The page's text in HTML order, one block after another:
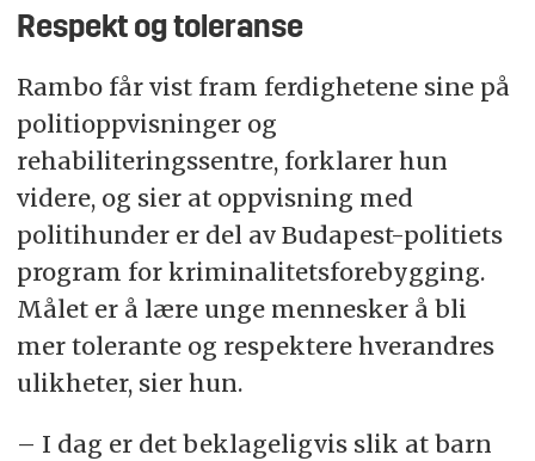
Respekt og toleranse
Rambo får vist fram ferdighetene sine på
politioppvisninger og
rehabiliteringssentre, forklarer hun
videre, og sier at oppvisning med
politihunder er del av Budapest-politiets
program for kriminalitetsforebygging.
Målet er å lære unge mennesker å bli
mer tolerante og respektere hverandres
ulikheter, sier hun.
– I dag er det beklageligvis slik at barn